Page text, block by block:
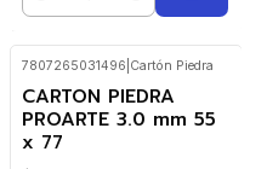
Cantidad
7807265031496 Cartón Piedra
CARTON PIEDRA
PROARTE 3.0 mm 55
x 77